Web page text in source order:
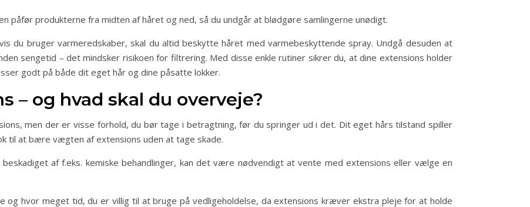
påfør produkterne fra midten af håret og ned, så du undgår at blødgøre samlingerne unødigt.
du bruger varmeredskaber, skal du altid beskytte håret med varmebeskyttende spray. Undgå desuden at
sengetid – det mindsker risikoen for filtrering. Med disse enkle rutiner sikrer du, at dine extensions holder
godt på både dit eget hår og dine påsatte lokker.
– og hvad skal du overveje?
men der er visse forhold, du bør tage i betragtning, før du springer ud i det. Dit eget hårs tilstand spiller
til at bære vægten af extensions uden at tage skade.
af f.eks. kemiske behandlinger, kan det være nødvendigt at vente med extensions eller vælge en
og hvor meget tid, du er villig til at bruge på vedligeholdelse, da extensions kræver ekstra pleje for at holde